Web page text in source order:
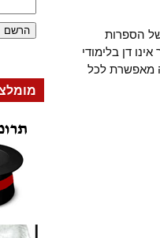
דן בלימודי
לכל
מומלצים